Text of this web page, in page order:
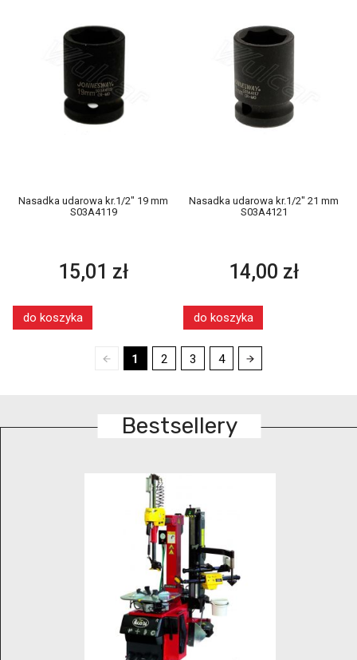
Nasadka udarowa kr.1/2" 19 mm
S03A4119
15,01 zł
do koszyka
Nasadka udarowa kr.1/2" 21 mm
S03A4121
14,00 zł
do koszyka
1 2 3 4
Bestsellery